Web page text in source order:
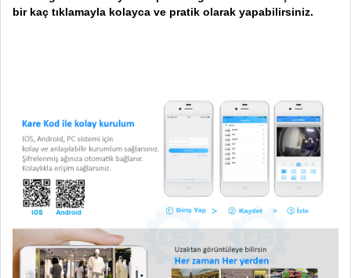
bir kaç tıklamayla kolayca ve pratik olarak yapabilirsiniz.